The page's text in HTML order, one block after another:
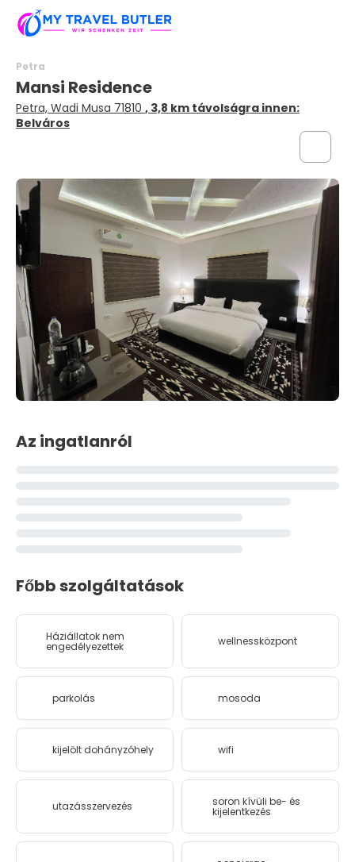
Petra
Mansi Residence
Petra, Wadi Musa 71810 , 3,8 km távolságra innen:
Belváros
Az ingatlanról
Főbb szolgáltatások
Háziállatok nem
engedélyezettek wellnessközpont
parkolás mosoda
kijelölt dohányzóhely wifi
utazásszervezés soron kívüli be- és
kijelentkezés